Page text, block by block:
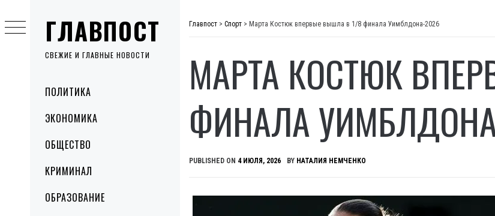
ГЛАВПОСТ
СВЕЖИЕ И ГЛАВНЫЕ НОВОСТИ
MenuПОЛИТИКА
ЭКОНОМИКА
ОБЩЕСТВО
КРИМИНАЛ
ОБРАЗОВАНИЕ
to
content
Главпост > Спорт > Марта Костюк впервые вышла в 1/8 финала Уимблдона-2026
МАРТА КОСТЮК
ФИНАЛА
PUBLISHED ON 4 ИЮЛЯ, 2026 BY НАТАЛИЯ НЕМЧЕНКО